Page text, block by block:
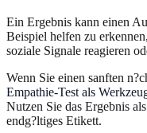
Ein Ergebnis kann einen
Beispiel helfen zu
soziale Signale reagieren
Wenn Sie einen sanften
Empathie-Test als
Nutzen Sie das Ergebnis
endg?ltiges Etikett.